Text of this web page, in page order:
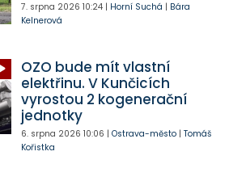
7. srpna 2026 10:24| Horní Suchá | Bára
Kelnerová
OZO bude mít vlastní
elektřinu. V Kunčicích
vyrostou 2 kogenerační
jednotky
6. srpna 2026 10:06 | Ostrava-město| Tomáš
Kořistka